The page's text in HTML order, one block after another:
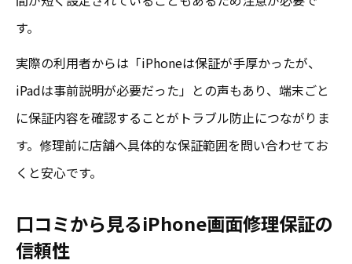
iPhone画面修理/成田で注目の口コミを紹介
ト
成田エリアのiPhone画面修理保証内容を徹
底解説
す。
実際の利用者からは「iPhoneは保証が手厚かったが、
iPadは事前説明が必要だった」との声もあり、端末ごと
に保証内容を確認することがトラブル防止につながりま
す。修理前に店舗へ具体的な保証範囲を問い合わせてお
くと安心です。
口コミから見るiPhone画面修理保証の
信頼性